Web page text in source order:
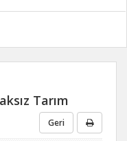
Tarım
Geri